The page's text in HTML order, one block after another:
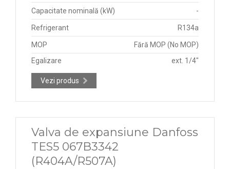
Capacitate nominală (kW) -
Refrigerant R134a
MOP
Fără MOP (No MOP)
Egalizare
ext. 1/4"
Vezi produs
Valva de expansiune Danfoss
TES5 067B3342
(R404A/R507A)